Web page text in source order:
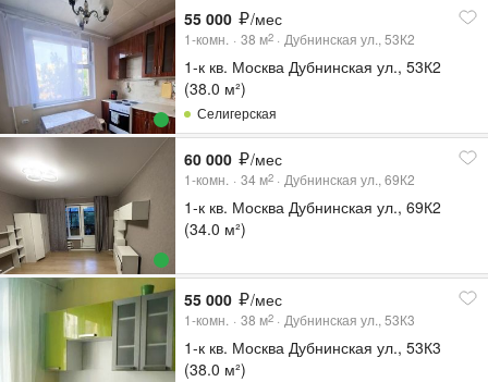
55 000 /мес
1-комн. 38 м2 Дубнинская ул., 53К2
1-к кв. Москва Дубнинская ул., 53К2
(38.0 м²)
Селигерская
60 000 /мес
1-комн. 34 м2 Дубнинская ул., 69К2
1-к кв. Москва Дубнинская ул., 69К2
(34.0 м²)
55 000 /мес
1-комн. 38 м2 Дубнинская ул., 53К3
1-к кв. Москва Дубнинская ул., 53К3
(38.0 м²)